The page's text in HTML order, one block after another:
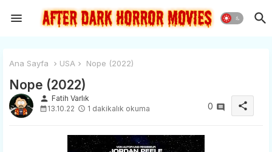
Ana Sayfa USA Nope (2022)
Nope (2022)
person Fatih Varlık
13.10.22
1 dakikalık okuma 0 share